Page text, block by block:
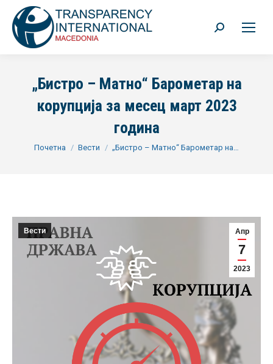
Search:
„Бистро – Матно“ Барометар на
корупција за месец март 2023
година
You are here:
Почетна Вести „Бистро – Матно“ Барометар на…
Апр
7
2023
Вести